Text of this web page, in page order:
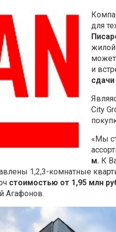
для
и
сдачи
City
«Мы
м. К
1,2,3-комнатные
стоимостью от 1,95 млн
Агафонов.